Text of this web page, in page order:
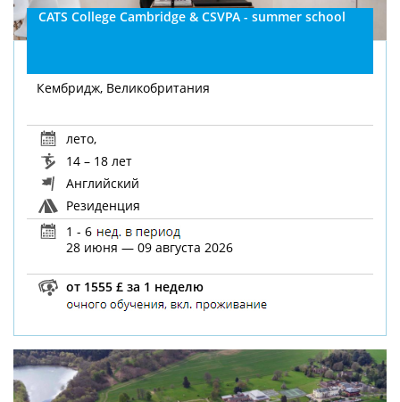
CATS College Cambridge & CSVPA - summer school
Кембридж, Великобритания
лето,
14 – 18 лет
Английский
Резиденция
1 - 6
28 июня — 09 августа 2026
от 1555 £ за 1 неделю